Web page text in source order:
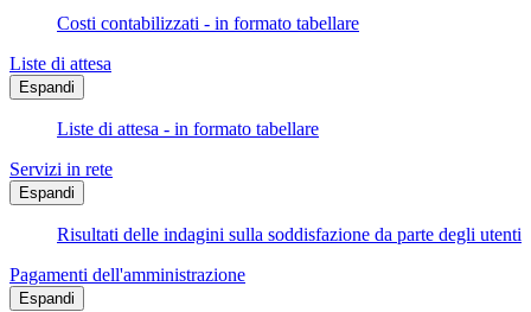
Costi contabilizzati - in formato tabellare
Liste di attesa
Espandi
Liste di attesa - in formato tabellare
Servizi in rete
Espandi
Risultati delle indagini sulla soddisfazione da parte degli utenti
Pagamenti dell'amministrazione
Espandi